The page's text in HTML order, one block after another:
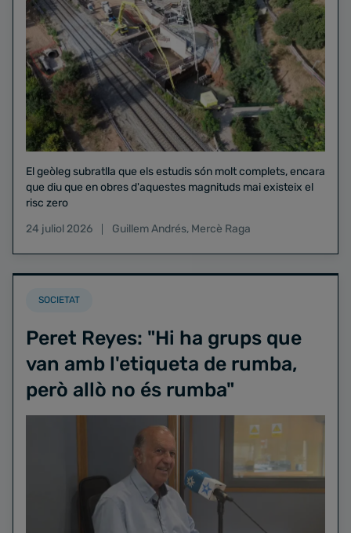
El geòleg subratlla que els estudis són molt complets, encara
que diu que en obres d'aquestes magnituds mai existeix el
risc zero
24 juliol 2026
Guillem Andrés, Mercè Raga
SOCIETAT
Peret Reyes: "Hi ha grups que
van amb l'etiqueta de rumba,
però allò no és rumba"